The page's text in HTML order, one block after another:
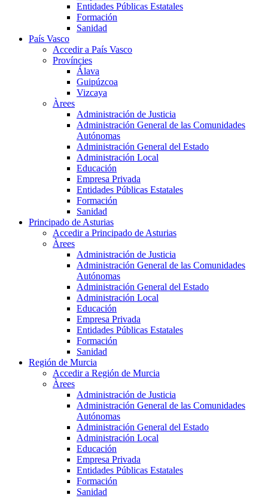
Entidades Públicas Estatales
Formación
Sanidad
País Vasco
Accedir a País Vasco
Províncies
Álava
Guipúzcoa
Vizcaya
Àrees
Administración de Justicia
Administración General de las Comunidades
Autónomas
Administración General del Estado
Administración Local
Educación
Empresa Privada
Entidades Públicas Estatales
Formación
Sanidad
Principado de Asturias
Accedir a Principado de Asturias
Àrees
Administración de Justicia
Administración General de las Comunidades
Autónomas
Administración General del Estado
Administración Local
Educación
Empresa Privada
Entidades Públicas Estatales
Formación
Sanidad
Región de Murcia
Accedir a Región de Murcia
Àrees
Administración de Justicia
Administración General de las Comunidades
Autónomas
Administración General del Estado
Administración Local
Educación
Empresa Privada
Entidades Públicas Estatales
Formación
Sanidad